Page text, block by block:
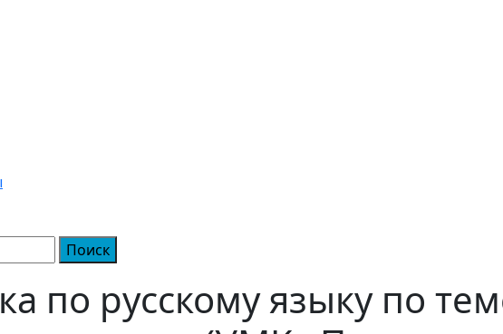
по русскому языку по